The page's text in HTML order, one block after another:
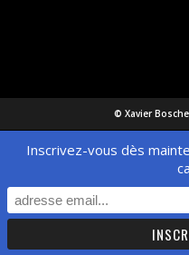
© Xavier
Inscrivez-vous dès